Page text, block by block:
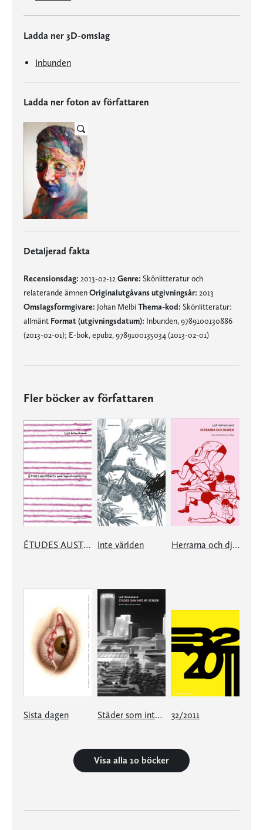
Ladda ner 3D-omslag
Inbunden
Ladda ner foton av författaren
Detaljerad fakta
Recensionsdag: 2013-02-12 Genre: Skönlitteratur och
relaterande ämnenOriginalutgåvans utgivningsår: 2013
Omslagsformgivare: Johan MelbiThema-kod: Skönlitteratur:
allmänt Format (utgivningsdatum): Inbunden, 9789100130886
(2013-02-01); E-bok, epub2, 9789100135034 (2013-02-01)
Fler böcker av författaren
ÉTUDES AUSTRALES med inga solars prövning Inte världen Herrarna och djuren
Sista dagen Städer som inte är städer 32/2011
Visa alla 10 böcker